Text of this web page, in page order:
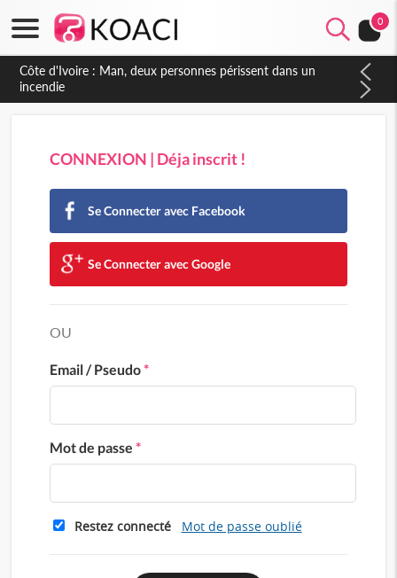
0
CONNEXION | Déja inscrit !
Se Connecter avec Facebook
Se Connecter avec Google
OU
Email / Pseudo*
Mot de passe *
Restez connecté Mot de passe oublié